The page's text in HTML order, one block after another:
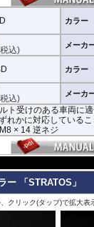
るものがないかなど
す。
カラー
込) メーカ
カラー
込) メーカ
ト受けのある車両に適
れかに対応している
× 14 逆ネジ
ー 「STRATOS」
クリック(タップ)で拡大表